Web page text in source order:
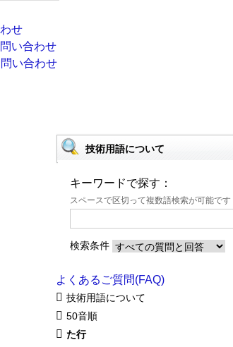
技術用語について
キーワードで探す：
スペースで区切って複数語検索が可能です
検索条件
よくあるご質問(FAQ)
技術用語について
50音順
た行